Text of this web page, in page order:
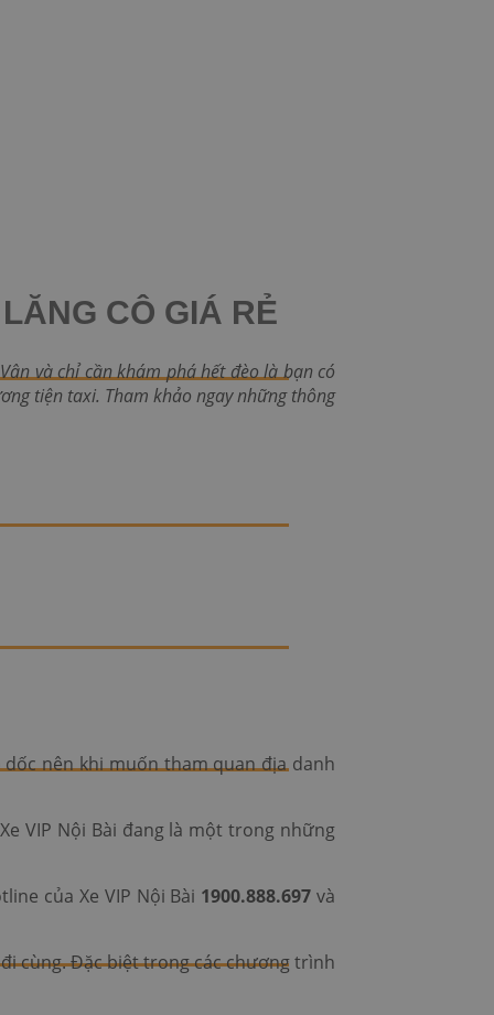
CÔ GIÁ RẺ
và chỉ cần khám phá hết đèo là bạn có
tiện taxi. Tham khảo ngay những thông
nên khi muốn tham quan địa danh
VIP Nội Bài đang là một trong những
của Xe VIP Nội Bài 1900.888.697 và
cùng. Đặc biệt trong các chương trình